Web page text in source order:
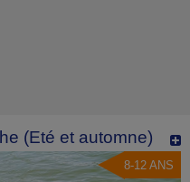
(Eté et automne)
8-12 ANS